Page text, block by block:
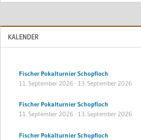
KALENDER
Fischer Pokalturnier Schopfloch
11. September 2026- 13. September 2026
Fischer Pokalturnier Schopfloch
11. September 2026- 13. September 2026
Fischer Pokalturnier Schopfloch